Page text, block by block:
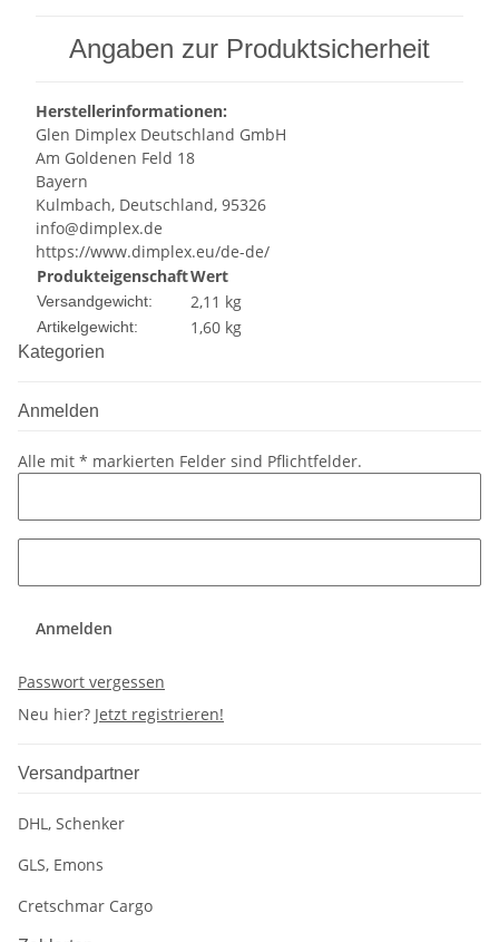
Angaben zur Produktsicherheit
Herstellerinformationen:
Glen Dimplex Deutschland GmbH
Am Goldenen Feld 18
Bayern
Kulmbach, Deutschland, 95326
info@dimplex.de
https://www.dimplex.eu/de-de/
ProdukteigenschaftWert
Versandgewicht: 2,11 kg
Artikelgewicht: 1,60 kg
Kategorien
Anmelden
Alle mit * markierten Felder sind Pflichtfelder.
Anmelden
Passwort vergessen
Neu hier? Jetzt registrieren!
Versandpartner
DHL, Schenker
GLS, Emons
Cretschmar Cargo